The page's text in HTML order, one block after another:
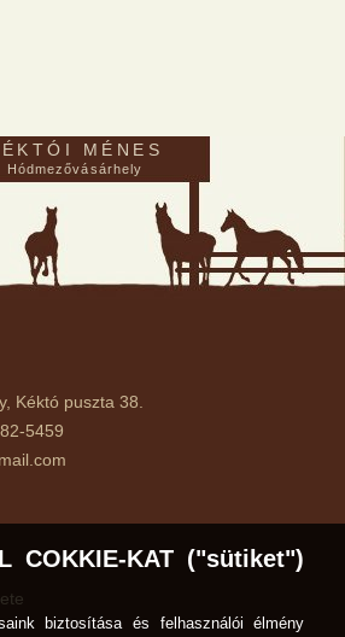
MÉNES
Hódmezővásárhely
Kéktó puszta 38.
5459
COKKIE-KAT ("sütiket")
biztosítása és felhasználói élmény